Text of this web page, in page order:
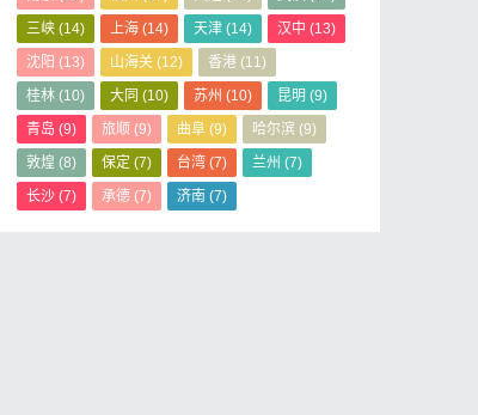
三峡 (14) 上海 (14) 天津 (14) 汉中 (13)
沈阳 (13) 山海关 (12) 香港 (11)
桂林 (10) 大同 (10) 苏州 (10) 昆明 (9)
青岛 (9) 旅顺 (9) 曲阜 (9) 哈尔滨 (9)
敦煌 (8) 保定 (7) 台湾 (7) 兰州 (7)
长沙 (7) 承德 (7) 济南 (7)